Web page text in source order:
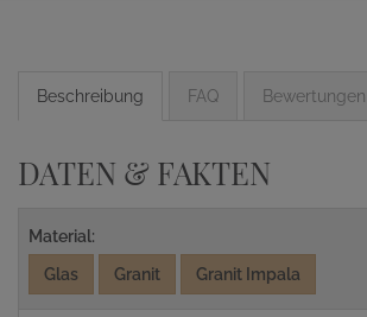
Beschreibung FAQ Bewertungen
DATEN & FAKTEN
Material:
Glas
Granit Granit Impala